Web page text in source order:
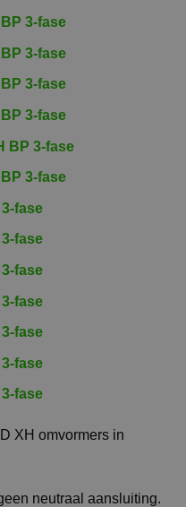
3-fase
3-fase
3-fase
3-fase
BP 3-fase
3-fase
fase
fase
fase
fase
fase
fase
fase
XH omvormers in
neutraal aansluiting.